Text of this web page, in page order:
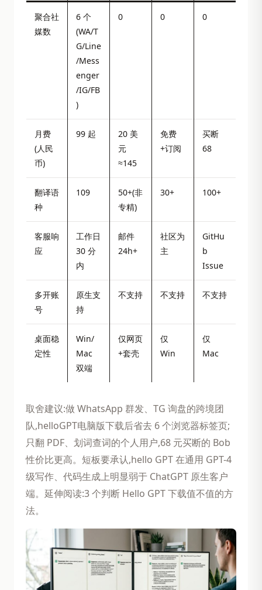
聚合社
媒数
6 个
(WA/T
G/Line
/Mess
enger
/IG/FB
)
0 0 0
月费
(人民
币)
99 起
20 美
元
≈145
免费
+订阅
买断
68
翻译语
种
109
50+(非
专精)
30+ 100+
客服响
应
工作日
30 分
内
邮件
24h+
社区为
主
GitHu
b
Issue
多开账
号
原生支
持
不支持 不支持 不支持
桌面稳
定性
Win/
Mac
双端
仅网页
+套壳
仅
Win
仅
Mac
取舍建议:做 WhatsApp 群发、TG 询盘的跨境团
队,helloGPT电脑版下载后省去 6 个浏览器标签页;
只翻 PDF、划词查词的个人用户,68 元买断的 Bob
性价比更高。短板要承认,hello GPT 在通用 GPT-4
级写作、代码生成上明显弱于 ChatGPT 原生客户
端。延伸阅读:3 个判断 Hello GPT 下载值不值的方
法。